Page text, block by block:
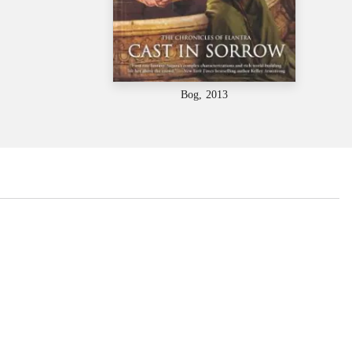
Bog, 2013